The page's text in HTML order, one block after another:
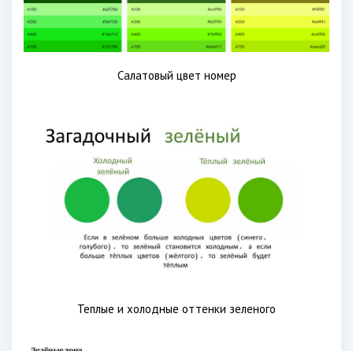
Салатовый цвет номер
Теплые и холодные оттенки зеленого